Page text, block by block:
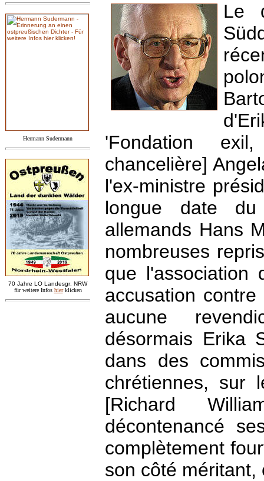
Hermann Sudermann
70 Jahre LO Landesgr. NRW
für weitere Infos hier klicken
Le
'Fondation
chancelière]
l'ex-ministre
longue date du
allemands Hans
nombreuses
que l'association
accusation
aucune
désormais Erika
dans des
chrétiennes, sur
[Richard
décontenancé
complètement
son côté méritant,